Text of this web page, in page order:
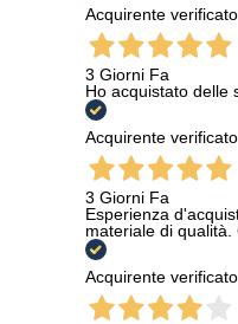
Acquirente verificato
3 Giorni Fa
Ho acquistato delle
Acquirente verificato
3 Giorni Fa
Esperienza
materiale di qualità.
Acquirente verificato